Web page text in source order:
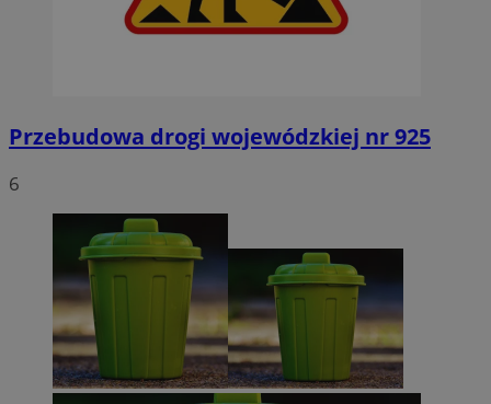
Przebudowa drogi wojewódzkiej nr 925
6